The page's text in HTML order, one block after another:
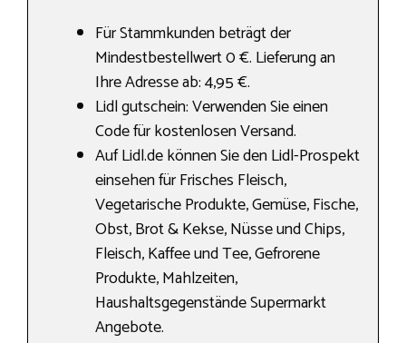
Für Stammkunden beträgt der
Mindestbestellwert 0 €. Lieferung an
Ihre Adresse ab: 4,95 €.
Lidl gutschein: Verwenden Sie einen
Code für kostenlosen Versand.
Auf Lidl.de können Sie den Lidl-Prospekt
einsehen für Frisches Fleisch,
Vegetarische Produkte, Gemüse, Fische,
Obst, Brot & Kekse, Nüsse und Chips,
Fleisch, Kaffee und Tee, Gefrorene
Produkte, Mahlzeiten,
Haushaltsgegenstände Supermarkt
Angebote.